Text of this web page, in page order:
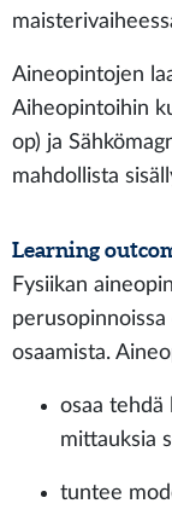
Aineopintojen
Aiheopintoihin
op) ja
mahdollista
Learning
Fysiikan
osaamista.
osaa tehdä
mittauksia
tuntee